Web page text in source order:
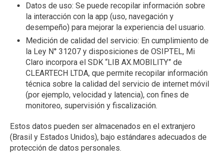
Datos de uso: Se puede recopilar información sobre
la interacción con la app (uso, navegación y
desempeño) para mejorar la experiencia del usuario.
Medición de calidad del servicio: En cumplimiento de
la Ley N° 31207 y disposiciones de OSIPTEL, Mi
Claro incorpora el SDK “LIB AX.MOBILITY” de
CLEARTECH LTDA, que permite recopilar información
técnica sobre la calidad del servicio de internet móvil
(por ejemplo, velocidad y latencia), con fines de
monitoreo, supervisión y fiscalización.
Estos datos pueden ser almacenados en el extranjero
(Brasil y Estados Unidos), bajo estándares adecuados de
protección de datos personales.